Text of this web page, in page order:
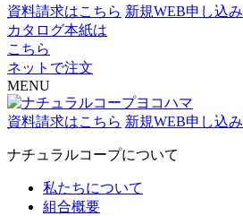
資料請求はこちら 新規WEB申し込み
カタログ本紙は
こちら
ネットで注文
MENU
資料請求はこちら 新規WEB申し込み
ナチュラルコープについて
私たちについて
組合概要